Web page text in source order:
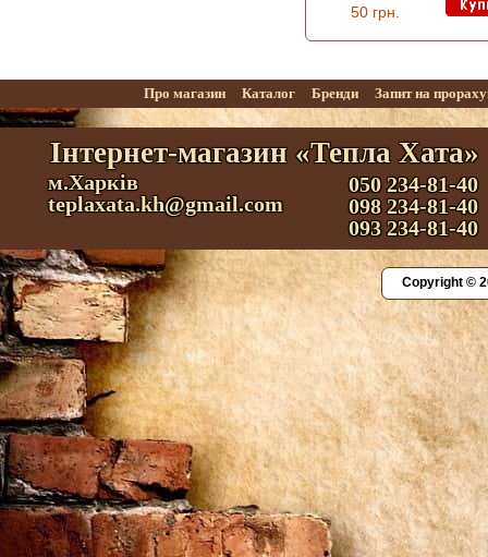
50 грн.
Про магазин Каталог Бренди Запит на
Інтернет-магазин «Тепла Хата»
м.Харків
teplaxata.kh@gmail.com
050 234-81-40
098 234-81-40
093 234-81-40
Copyright ©